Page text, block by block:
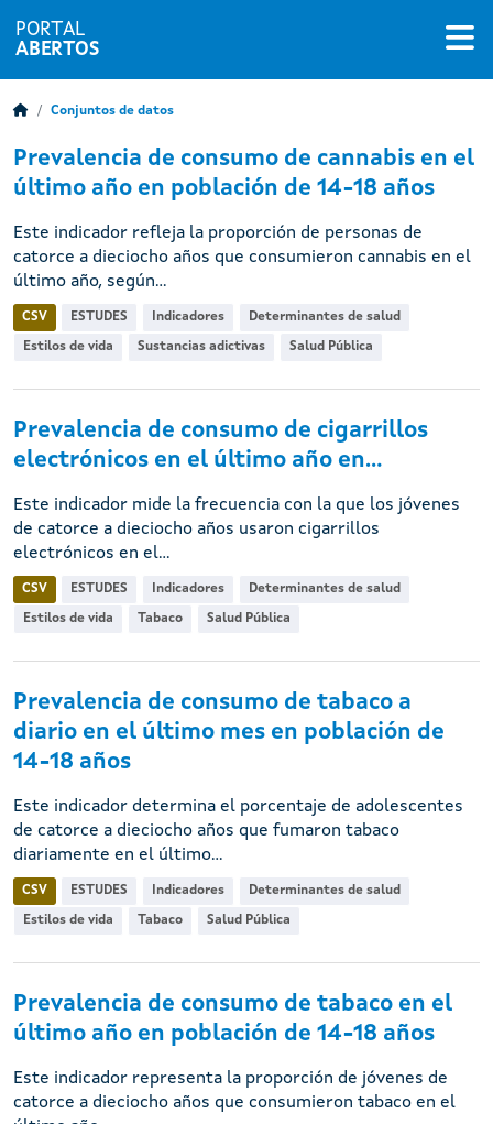
PORTAL
ABERTOS
Conjuntos de datos
Prevalencia de consumo de cannabis en el
último año en población de 14-18 años
Este indicador refleja la proporción de personas de
catorce a dieciocho años que consumieron cannabis en el
último año, según...
CSV ESTUDES Indicadores Determinantes de salud
Estilos de vida Sustancias adictivas Salud Pública
Prevalencia de consumo de cigarrillos
electrónicos en el último año en...
Este indicador mide la frecuencia con la que los jóvenes
de catorce a dieciocho años usaron cigarrillos
electrónicos en el...
CSV ESTUDES Indicadores Determinantes de salud
Estilos de vida Tabaco Salud Pública
Prevalencia de consumo de tabaco a
diario en el último mes en población de
14-18 años
Este indicador determina el porcentaje de adolescentes
de catorce a dieciocho años que fumaron tabaco
diariamente en el último...
CSV ESTUDES Indicadores Determinantes de salud
Estilos de vida Tabaco Salud Pública
Prevalencia de consumo de tabaco en el
último año en población de 14-18 años
Este indicador representa la proporción de jóvenes de
catorce a dieciocho años que consumieron tabaco en el